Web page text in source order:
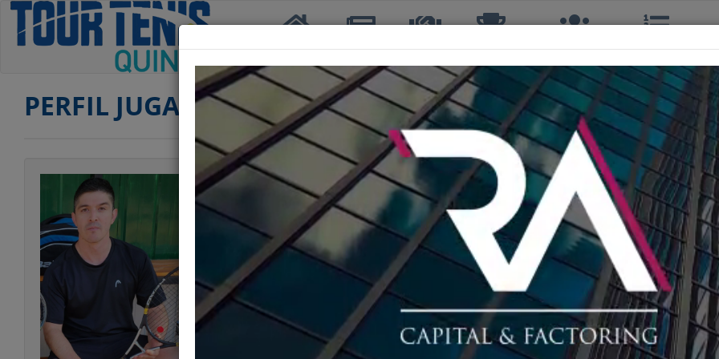
Inicio Noticias TTQ Torneos Interclubes Ranking
PERFIL JUGADOR
Jugador
DIEGO VARGAS ZAMORA
Categoría
4º, 4ºS, 4º DOBLES
41 años
Club
CLUB DE TENIS MUNDIAL LA CALERA
Ranking CUARTA
27º
Ranking SENIOR TERCERA
137º
Ranking SENIOR CUARTA
Estatura
172 cm
Peso
74 kg
Estilo Juego
DIESTRO, REVÉS A UNA MANO, ESTILO: